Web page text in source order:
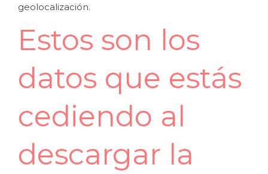
geolocalización.
Estos son los
datos que estás
cediendo al
descargar la